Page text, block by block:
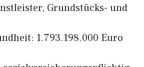
Grundstücks- und
1.793.198.000 Euro